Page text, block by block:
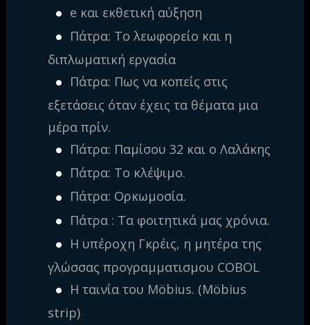
e και εκθετική αύξηση
Πάτρα: Το λεωφορείο και η
διπλωματική εργασία
Πάτρα: Πως να κοπείς στις
εξετάσεις όταν έχεις τα θέματα μια
μέρα πρίν.
Πάτρα: Παμίσου 32 και ο Λαλάκης
Πάτρα: Το κλέψιμο.
Πάτρα: Ορκωμοσία.
Πάτρα : Τα φοιτητικά μας χρόνια.
Η υπέροχη Γκρέις, η μητέρα της
γλώσσας προγραμματισμου COBOL
Η ταινία του Möbius. (Möbius
strip)